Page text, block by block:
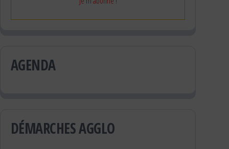
AGENDA
DÉMARCHES AGGLO